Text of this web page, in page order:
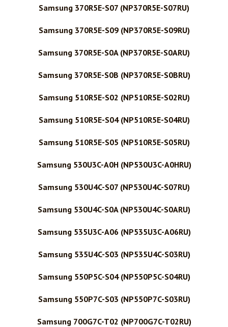
Samsung 370R5E-S07 (NP370R5E-S07RU)
Samsung 370R5E-S09 (NP370R5E-S09RU)
Samsung 370R5E-S0A (NP370R5E-S0ARU)
Samsung 370R5E-S0B (NP370R5E-S0BRU)
Samsung 510R5E-S02 (NP510R5E-S02RU)
Samsung 510R5E-S04 (NP510R5E-S04RU)
Samsung 510R5E-S05 (NP510R5E-S05RU)
Samsung 530U3C-A0H (NP530U3C-A0HRU)
Samsung 530U4C-S07 (NP530U4C-S07RU)
Samsung 530U4C-S0A (NP530U4C-S0ARU)
Samsung 535U3C-A06 (NP535U3C-A06RU)
Samsung 535U4C-S03 (NP535U4C-S03RU)
Samsung 550P5C-S04 (NP550P5C-S04RU)
Samsung 550P7C-S03 (NP550P7C-S03RU)
Samsung 700G7C-T02 (NP700G7C-T02RU)